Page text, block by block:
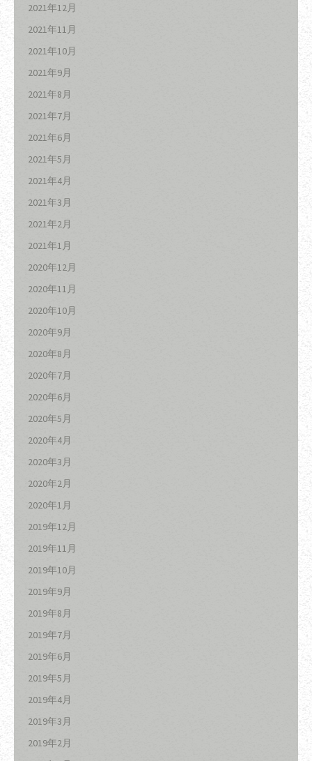
2021年12月
2021年11月
2021年10月
2021年9月
2021年8月
2021年7月
2021年6月
2021年5月
2021年4月
2021年3月
2021年2月
2021年1月
2020年12月
2020年11月
2020年10月
2020年9月
2020年8月
2020年7月
2020年6月
2020年5月
2020年4月
2020年3月
2020年2月
2020年1月
2019年12月
2019年11月
2019年10月
2019年9月
2019年8月
2019年7月
2019年6月
2019年5月
2019年4月
2019年3月
2019年2月